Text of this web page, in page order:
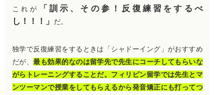
これが
「訓示、その参！反復練習をするべ
し！！！」
だ。
独学で反復練習をするときは「シャドーイング」がおすすめ
だが、最も効果的なのは留学先で先生にコーチしてもらいな
がらトレーニングすることだ。フィリピン留学では先生とマ
ンツーマンで授業をしてもらえるから発音矯正にも打ってつ